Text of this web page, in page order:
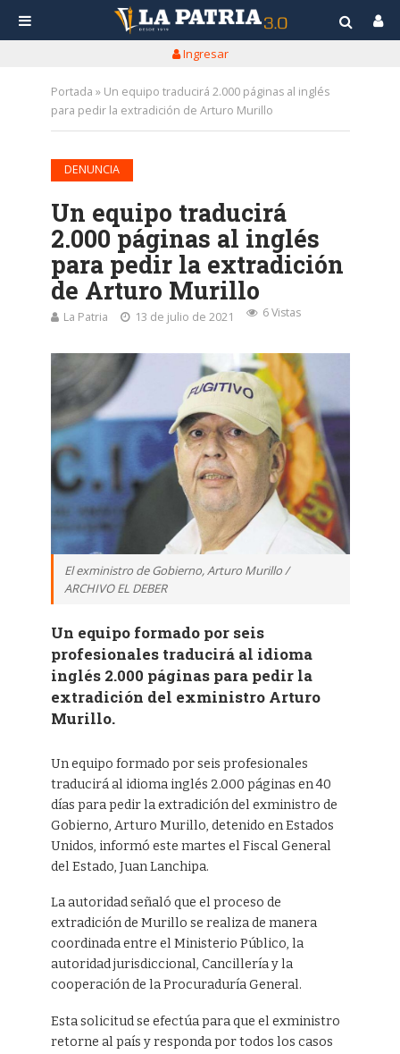
Ingresar
Portada » Un equipo traducirá 2.000 páginas al inglés
para pedir la extradición de Arturo Murillo
DENUNCIA
Un equipo traducirá
2.000 páginas al inglés
para pedir la extradición
de Arturo Murillo
La Patria 13 de julio de 2021 6 Vistas
El exministro de Gobierno, Arturo Murillo /
ARCHIVO EL DEBER
Un equipo formado por seis
profesionales traducirá al idioma
inglés 2.000 páginas para pedir la
extradición del exministro Arturo
Murillo.
Un equipo formado por seis profesionales
traducirá al idioma inglés 2.000 páginas en 40
días para pedir la extradición del exministro de
Gobierno, Arturo Murillo, detenido en Estados
Unidos, informó este martes el Fiscal General
del Estado, Juan Lanchipa.
La autoridad señaló que el proceso de
extradición de Murillo se realiza de manera
coordinada entre el Ministerio Público, la
autoridad jurisdiccional, Cancillería y la
cooperación de la Procuraduría General.
Esta solicitud se efectúa para que el exministro
retorne al país y responda por todos los casos